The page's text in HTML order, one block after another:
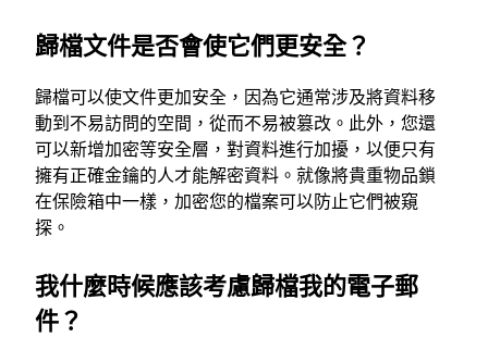
歸檔文件是否會使它們更安全？
歸檔可以使文件更加安全，因為它通常涉及將資料移
動到不易訪問的空間，從而不易被篡改。此外，您還
可以新增加密等安全層，對資料進行加擾，以便只有
擁有正確金鑰的人才能解密資料。就像將貴重物品鎖
在保險箱中一樣，加密您的檔案可以防止它們被窺
探。
我什麼時候應該考慮歸檔我的電子郵
件？